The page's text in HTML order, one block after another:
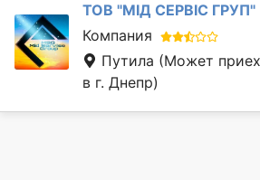
ТОВ "МІД СЕРВІС ГРУП"
Компания
Путила (Может
в г. Днепр)